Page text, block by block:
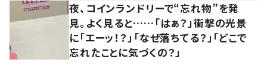
夜、コインランドリーで“忘れ物”を発
見。よく見ると……「はぁ？」衝撃の光景
に「エーッ！？」「なぜ落ちてる？」「どこで
忘れたことに気づくの？」